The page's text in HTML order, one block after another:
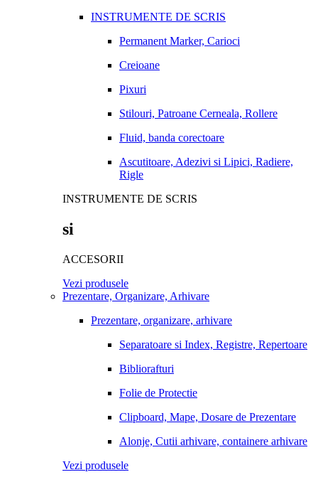
INSTRUMENTE DE SCRIS
Permanent Marker, Carioci
Creioane
Pixuri
Stilouri, Patroane Cerneala, Rollere
Fluid, banda corectoare
Ascutitoare, Adezivi si Lipici, Radiere,
Rigle
INSTRUMENTE DE SCRIS
si
ACCESORII
Vezi produsele
Prezentare, Organizare, Arhivare
Prezentare, organizare, arhivare
Separatoare si Index, Registre, Repertoare
Bibliorafturi
Folie de Protectie
Clipboard, Mape, Dosare de Prezentare
Alonje, Cutii arhivare, containere arhivare
Vezi produsele